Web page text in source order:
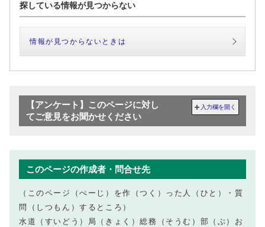
探している情報が見つからない
情報が見つからないときは
【アンケート】このページに対し
てご意見をお聞かせください
入力欄を開く
このページの作成者・問合せ先
（このページ（ぺーじ）を作（つく）った人（ひと）・質
問（しつもん）するところ）
水道（すいどう）局（きょく）総務（そうむ）部（ぶ）お